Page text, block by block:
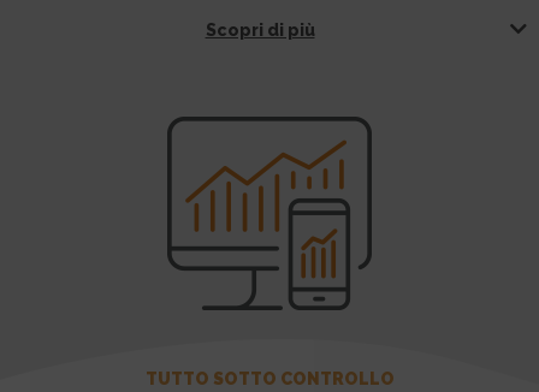
Scopri di più
TUTTO SOTTO CONTROLLO